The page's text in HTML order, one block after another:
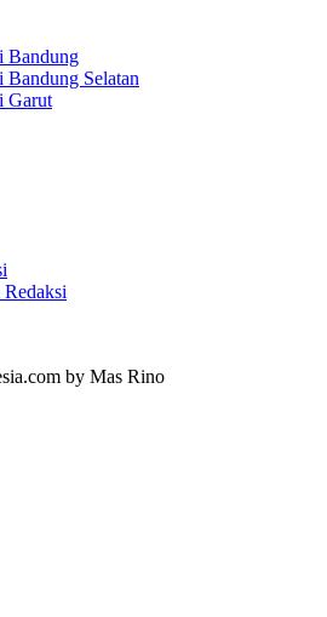
Bandung
Bandung Selatan
Garut
by Mas Rino